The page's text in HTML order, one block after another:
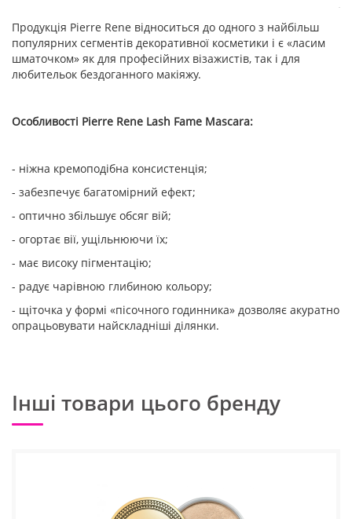
Продукція Pierre Rene відноситься до одного з найбільш
популярних сегментів декоративної косметики і є «ласим
шматочком» як для професійних візажистів, так і для
любительок бездоганного макіяжу.
Особливості Pierre Rene Lash Fame Mascara:
- ніжна кремоподібна консистенція;
- забезпечує багатомірний ефект;
- оптично збільшує обсяг вій;
- огортає вії, ущільнюючи їх;
- має високу пігментацію;
- радує чарівною глибиною кольору;
- щіточка у формі «пісочного годинника» дозволяє акуратно
опрацьовувати найскладніші ділянки.
Інші товари цього бренду